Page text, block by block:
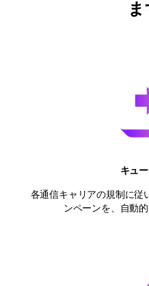
ま
キュ
各通信キャリアの規制に従
ンペーンを、自動